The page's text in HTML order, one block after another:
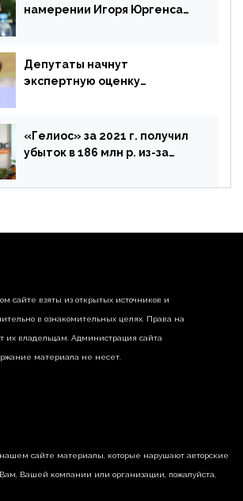
намерении Игоря Юргенса
Депутаты начнут
экспертную оценку
«Гелиос» за 2021 г. получил
убыток в 186 млн р. из-за
реализации недвижимости
сайте взяты из открытых источников и
в ознакомительных целях. Права на
их владельцам. Администрация сайта
материала не несет.
сайте материалы, которые нарушают авторские
Вашей компании или организации, пожалуйста,